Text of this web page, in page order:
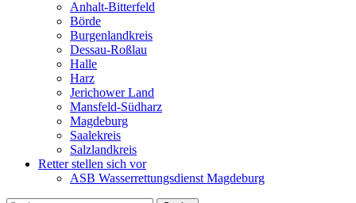
Anhalt-Bitterfeld
Börde
Burgenlandkreis
Dessau-Roßlau
Halle
Harz
Jerichower Land
Mansfeld-Südharz
Magdeburg
Saalekreis
Salzlandkreis
Retter stellen sich vor
ASB Wasserrettungsdienst Magdeburg